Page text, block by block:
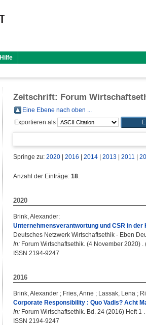
Hilfe
Zeitschrift: Forum
Eine Ebene nach oben ...
Exportieren als
Springe zu: 2020 2016 2014 2013 2011
Anzahl der Einträge: 18.
2020
Brink, Alexander:
Unternehmensverantwortung und CSR in der
Deutsches Netzwerk Wirtschaftsethik - Eben
In: Forum Wirtschaftsethik. (4 November 2020) .
ISSN 2194-9247
2016
Brink, Alexander ; Fries, Anne ; Lassak, Lena ;
Corporate Responsibility : Quo Vadis? Acht
In: Forum Wirtschaftsethik. Bd. 24 (2016) Heft 1
ISSN 2194-9247